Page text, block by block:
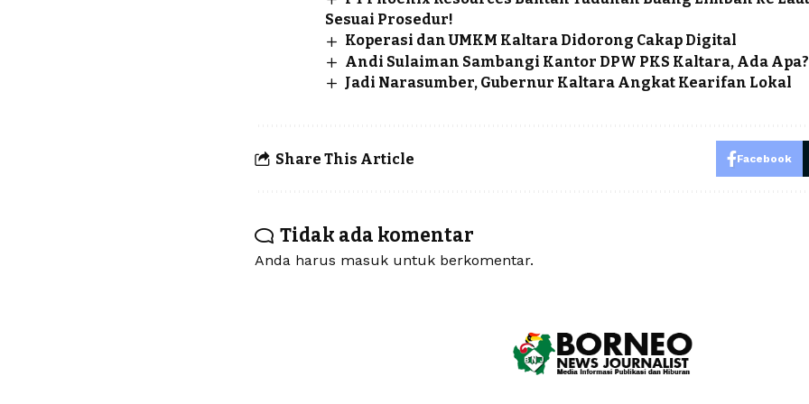
Sesuai Prosedur!
Koperasi dan UMKM Kaltara Didorong Cakap Digital
Andi Sulaiman Sambangi Kantor DPW PKS Kaltara, Ada
Jadi Narasumber, Gubernur Kaltara Angkat Kearifan Lokal
Share This Article Facebook
Tidak ada komentar
Anda harus masuk untuk berkomentar.